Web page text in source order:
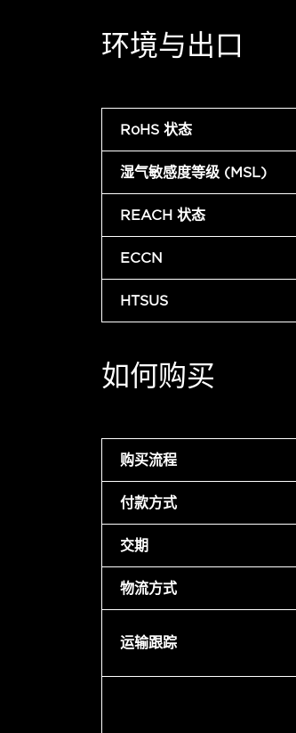
环境与出口
RoHS 状态
湿气敏感度等级 (MSL)
REACH 状态
ECCN
HTSUS
如何购买
购买流程
付款方式
交期
物流方式
运输跟踪